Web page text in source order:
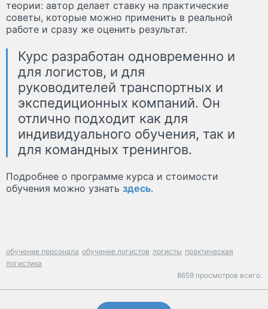
теории: автор делает ставку на практические
советы, которые можно применить в реальной
работе и сразу же оценить результат.
Курс разработан одновременно и
для логистов, и для
руководителей транспортных и
экспедиционных компаний. Он
отлично подходит как для
индивидуального обучения, так и
для командных тренингов.
Подробнее о программе курса и стоимости
обучения можно узнать здесь.
обучение персонала обучение логистов логисты практическая
логистика
8659 просмотров всего.